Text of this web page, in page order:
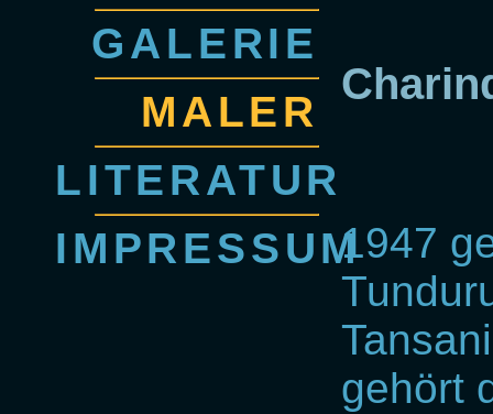
GALERIE
MALER
LITERATUR
IMPRESSUM1947
gehört